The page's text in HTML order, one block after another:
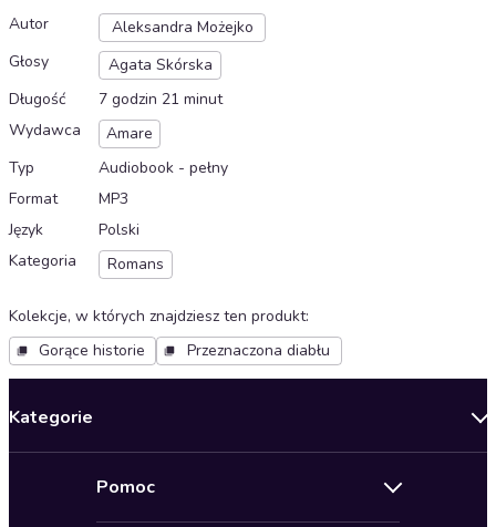
Autor
Aleksandra Możejko
Głosy
Agata Skórska
Długość
7 godzin 21 minut
Wydawca
Amare
Typ
Audiobook - pełny
Format
MP3
Język
Polski
Kategoria
Romans
Kolekcje, w których znajdziesz ten produkt:
Gorące historie
Przeznaczona diabłu
Kategorie
Pomoc